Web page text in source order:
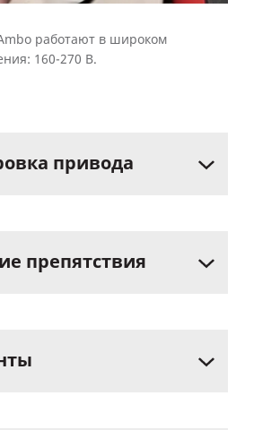
работают в широком
160-270 В.
привода
препятствия